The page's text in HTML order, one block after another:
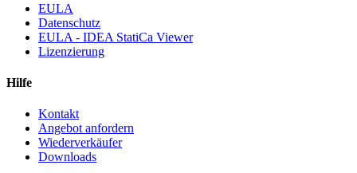
EULA
Datenschutz
EULA - IDEA StatiCa Viewer
Lizenzierung
Hilfe
Kontakt
Angebot anfordern
Wiederverkäufer
Downloads